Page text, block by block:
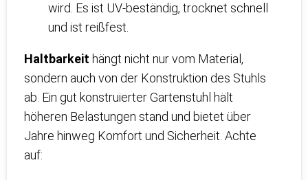
wird. Es ist UV-beständig, trocknet schnell
und ist reißfest.
Haltbarkeit hängt nicht nur vom Material,
sondern auch von der Konstruktion des Stuhls
ab. Ein gut konstruierter Gartenstuhl hält
höheren Belastungen stand und bietet über
Jahre hinweg Komfort und Sicherheit. Achte
auf: